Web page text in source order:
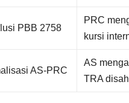
PBB 2758
PRC
kursi
AS-PRC
AS
TRA